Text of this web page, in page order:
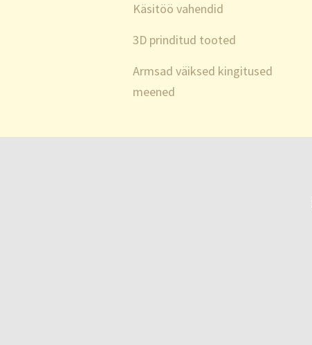
Käsitöö vahendid
3D prinditud tooted
Armsad väiksed kingitused
meened